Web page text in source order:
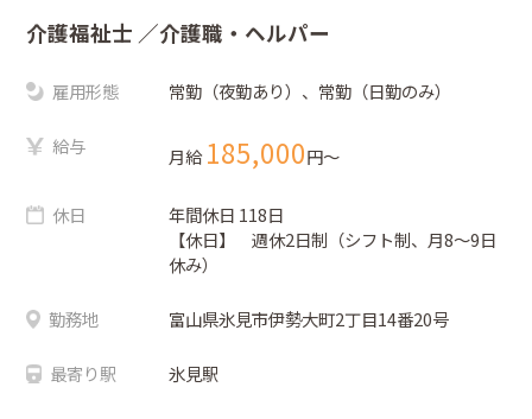
介護福祉士 ／介護職・ヘルパー
雇用形態 常勤（夜勤あり）、常勤（日勤のみ）
給与 月給 185,000円〜
休日
年間休日 118日
【休日】 週休2日制（シフト制、月8～9日
休み）
勤務地 富山県氷見市伊勢大町2丁目14番20号
最寄り駅 氷見駅